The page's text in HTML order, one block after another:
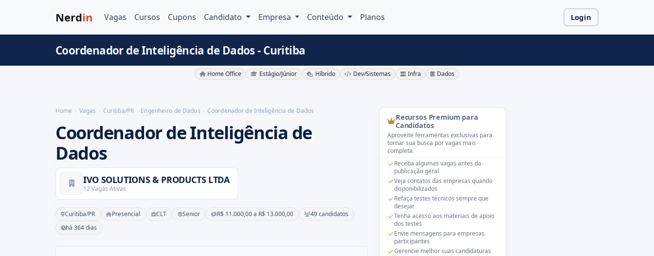
Nerdin Vagas Cursos Cupons Candidato Empresa Conteúdo Planos Login
Coordenador de Inteligência de Dados - Curitiba
Home Office Estágio/Júnior Híbrido Dev/Sistemas Infra Dados
Home Vagas Curitiba/PR Engenheiro de Dados Coordenador de Inteligência de Dados
Coordenador de Inteligência de
Dados
IVO SOLUTIONS & PRODUCTS LTDA
12 Vagas Ativas
Curitiba/PR Presencial CLT Senior R$ 11.000,00 a R$ 13.000,00
49 candidatos
há 364 dias
Recursos Premium para
Candidatos
Aproveite ferramentas exclusivas para
tornar sua busca por vagas mais
completa.
Receba algumas vagas antes da
publicação geral
Veja contatos das empresas quando
disponibilizados
Refaça testes técnicos sempre que
desejar
Tenha acesso aos materiais de apoio
dos testes
Envie mensagens para empresas
participantes
Gerencie melhor suas candidaturas